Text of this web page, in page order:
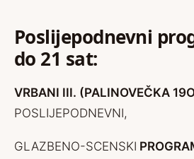
Poslijepodnevni
do 21 sat:
VRBANI III. (PALINOVEČKA
POSLIJEPODNEVNI,
GLAZBENO-SCENSKI